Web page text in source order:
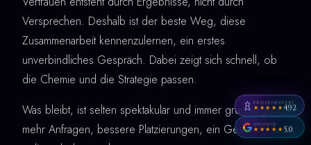
Versprechen. Deshalb ist der beste Weg, diese
Zusammenarbeit kennenzulernen, ein erstes
unverbindliches Gespräch. Dabei zeigt sich schnell, ob
die Chemie und die Strategie passen.
Was bleibt, ist selten spektakulär und immer grundlegend:
mehr Anfragen, bessere Platzierungen, ein Geschäft, das
PROVENEXPERT
★★★★★4,92
GOOGLE
★★★★★5,0